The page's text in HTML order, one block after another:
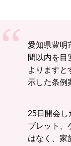
愛知県豊明
間以内を目
よりますと
示した条例
25日開会し
ブレット、
はなく、家